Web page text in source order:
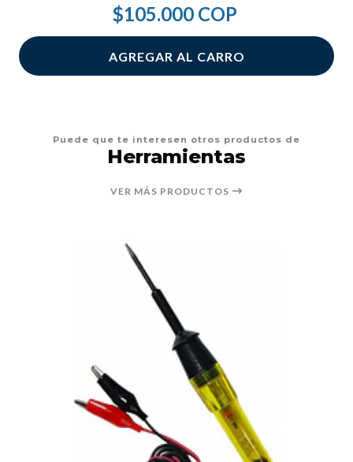
$105.000 COP
AGREGAR AL CARRO
Puede que te interesen otros productos de
Herramientas
VER MÁS PRODUCTOS